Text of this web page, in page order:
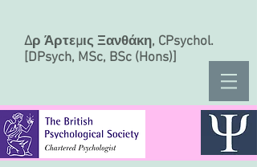
Δρ Άρτεμις Ξανθάκη, CPsychol.
[DPsych, MSc, BSc (Hons)]